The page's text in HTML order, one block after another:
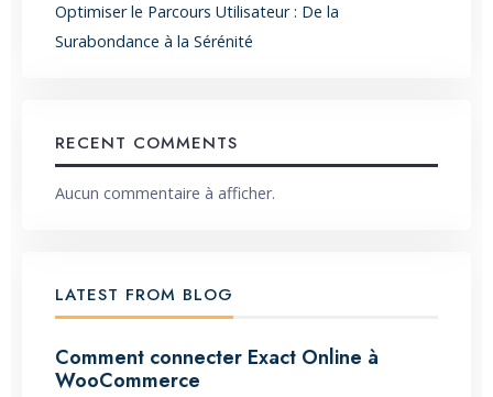
Optimiser le Parcours Utilisateur : De la
Surabondance à la Sérénité
RECENT COMMENTS
Aucun commentaire à afficher.
LATEST FROM BLOG
Comment connecter Exact Online à
WooCommerce